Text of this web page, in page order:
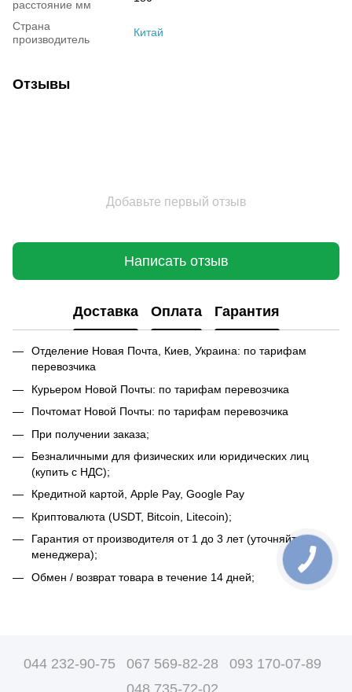
расстояние мм
Страна
производитель
Китай
Отзывы
Добавьте первый отзыв
Написать отзыв
Доставка Оплата Гарантия
Отделение Новая Почта, Киев, Украина: по тарифам
перевозчика
Курьером Новой Почты: по тарифам перевозчика
Почтомат Новой Почты: по тарифам перевозчика
При получении заказа;
Безналичными для физических или юридических лиц
(купить с НДС);
Кредитной картой, Apple Pay, Google Pay
Криптовалюта (USDT, Bitcoin, Litecoin);
Гарантия от производителя от 1 до 3 лет (уточняйте у
менеджера);
Обмен / возврат товара в течение 14 дней;
044 232-90-75 067 569-82-28
093 170-07-89
048 735-72-02